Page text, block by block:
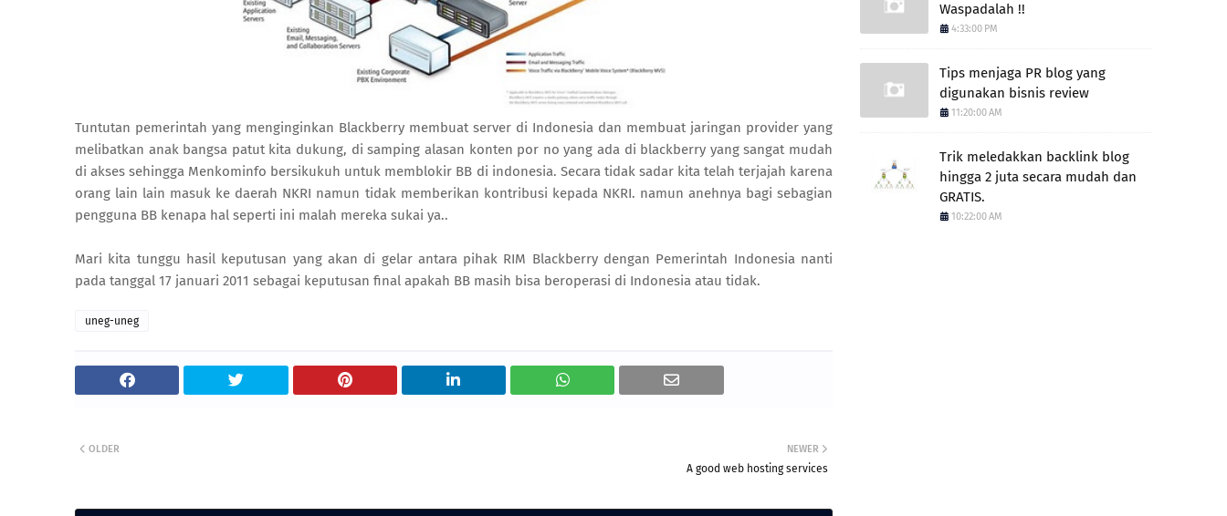
Tuntutan pemerintah yang menginginkan Blackberry membuat server di Indonesia dan membuat jaringan provider yang
melibatkan anak bangsa patut kita dukung, di samping alasan konten por no yang ada di blackberry yang sangat mudah
di akses sehingga Menkominfo bersikukuh untuk memblokir BB di indonesia. Secara tidak sadar kita telah terjajah karena
orang lain lain masuk ke daerah NKRI namun tidak memberikan kontribusi kepada NKRI. namun anehnya bagi sebagian
pengguna BB kenapa hal seperti ini malah mereka sukai ya..
Mari kita tunggu hasil keputusan yang akan di gelar antara pihak RIM Blackberry dengan Pemerintah Indonesia nanti
pada tanggal 17 januari 2011 sebagai keputusan final apakah BB masih bisa beroperasi di Indonesia atau tidak.
uneg-uneg
NEWER
A good web hosting services
OLDER
Waspadalah !!
4:33:00 PM
Tips menjaga PR blog yang
digunakan bisnis review
11:20:00 AM
Trik meledakkan backlink blog
hingga 2 juta secara mudah dan
GRATIS.
10:22:00 AM